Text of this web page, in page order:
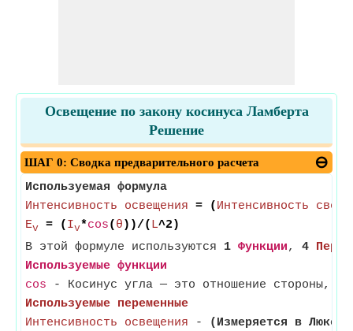
Освещение по закону косинуса Ламберта
Решение
ШАГ 0: Сводка предварительного расчета
Используемая формула
Интенсивность освещения = ( Интенсивность света
Ev = ( Iv*cos( θ ))/( L^2)
В этой формуле используются 1 Функции, 4
Используемые функции
cos - Косинус угла — это отношение стороны,
Используемые переменные
Интенсивность освещения - (Измеряется в Люкс)